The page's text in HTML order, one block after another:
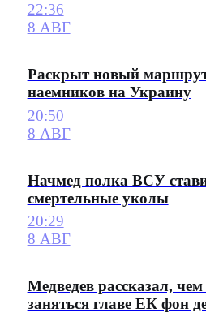
22:36
8 АВГ
Раскрыт новый
наемников на Украину
20:50
8 АВГ
Начмед полка ВСУ
смертельные уколы
20:29
8 АВГ
Медведев рассказал, чем
заняться главе ЕК фон